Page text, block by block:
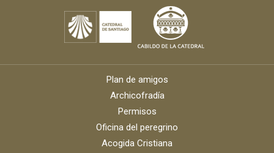
Plan de amigos
Archicofradía
Permisos
Oficina del peregrino
Acogida Cristiana